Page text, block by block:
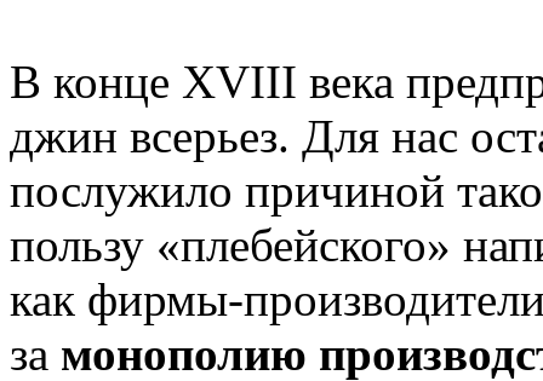
В конце XVIII века
джин всерьез. Для нас
послужило причиной
пользу «плебейского»
как фирмы-
за монополию